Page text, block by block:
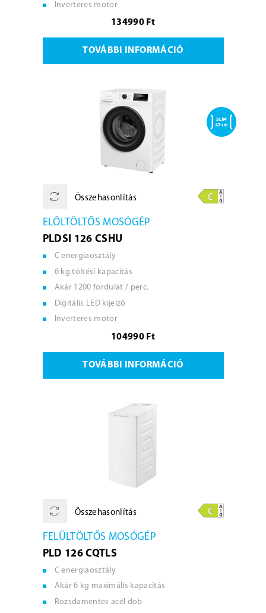
Inverteres motor
134990 Ft
TOVÁBBI INFORMÁCIÓ
Összehasonlítás
ELŐLTÖLTŐS MOSÓGÉP
PLDSI 126 CSHU
C energiaosztály
6 kg töltési kapacitás
Akár 1200 fordulat / perc.
Digitális LED kijelző
Inverteres motor
104990 Ft
TOVÁBBI INFORMÁCIÓ
Összehasonlítás
FELÜLTÖLTŐS MOSÓGÉP
PLD 126 CQTLS
C energiaosztály
Akár 6 kg maximális kapacitás
Rozsdamentes acél dob